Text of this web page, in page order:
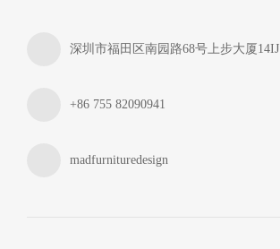
深圳市福田区南园路68号上步大厦14IJ
+86 755 82090941
madfurnituredesign